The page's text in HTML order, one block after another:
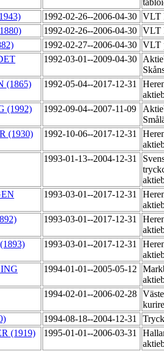
1992-02-26--2006-04-30 VLT
1992-02-26--2006-04-30 VLT
1992-02-27--2006-04-30 VLT
1992-03-01--2009-04-30
(1865)
1992-05-04--2017-12-31
(1992)
1992-09-04--2007-11-09
(1930)
1992-10-06--2017-12-31
1993-01-13--2004-12-31
1993-03-01--2017-12-31
1993-03-01--2017-12-31
1993-03-01--2017-12-31
1994-01-01--2005-05-12
1994-02-01--2006-02-28
1994-08-18--2004-12-31
(1919)
1995-01-01--2006-03-31